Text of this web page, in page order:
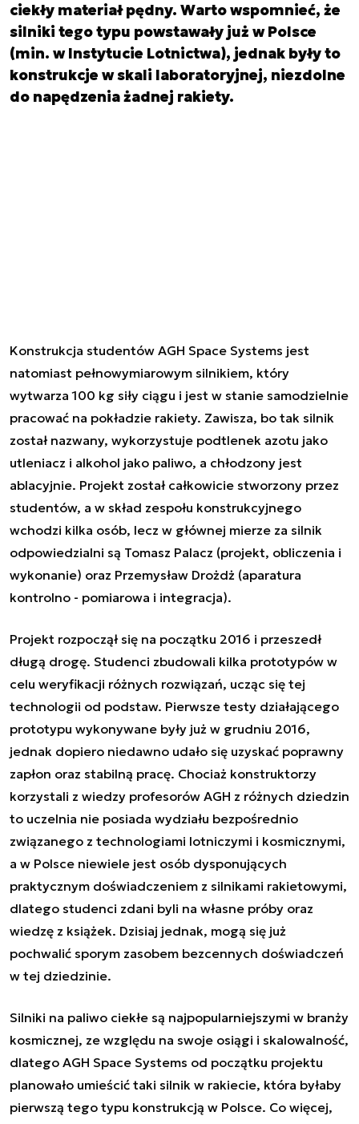
ciekły materiał pędny. Warto wspomnieć, że
silniki tego typu powstawały już w Polsce
(min. w Instytucie Lotnictwa), jednak były to
konstrukcje w skali laboratoryjnej, niezdolne
do napędzenia żadnej rakiety.
Konstrukcja studentów AGH Space Systems jest
natomiast pełnowymiarowym silnikiem, który
wytwarza 100 kg siły ciągu i jest w stanie samodzielnie
pracować na pokładzie rakiety. Zawisza, bo tak silnik
został nazwany, wykorzystuje podtlenek azotu jako
utleniacz i alkohol jako paliwo, a chłodzony jest
ablacyjnie. Projekt został całkowicie stworzony przez
studentów, a w skład zespołu konstrukcyjnego
wchodzi kilka osób, lecz w głównej mierze za silnik
odpowiedzialni są Tomasz Palacz (projekt, obliczenia i
wykonanie) oraz Przemysław Drożdż (aparatura
kontrolno - pomiarowa i integracja).
Projekt rozpoczął się na początku 2016 i przeszedł
długą drogę. Studenci zbudowali kilka prototypów w
celu weryfikacji różnych rozwiązań, ucząc się tej
technologii od podstaw. Pierwsze testy działającego
prototypu wykonywane były już w grudniu 2016,
jednak dopiero niedawno udało się uzyskać poprawny
zapłon oraz stabilną pracę. Chociaż konstruktorzy
korzystali z wiedzy profesorów AGH z różnych dziedzin
to uczelnia nie posiada wydziału bezpośrednio
związanego z technologiami lotniczymi i kosmicznymi,
a w Polsce niewiele jest osób dysponujących
praktycznym doświadczeniem z silnikami rakietowymi,
dlatego studenci zdani byli na własne próby oraz
wiedzę z książek. Dzisiaj jednak, mogą się już
pochwalić sporym zasobem bezcennych doświadczeń
w tej dziedzinie.
Silniki na paliwo ciekłe są najpopularniejszymi w branży
kosmicznej, ze względu na swoje osiągi i skalowalność,
dlatego AGH Space Systems od początku projektu
planowało umieścić taki silnik w rakiecie, która byłaby
pierwszą tego typu konstrukcją w Polsce. Co więcej,